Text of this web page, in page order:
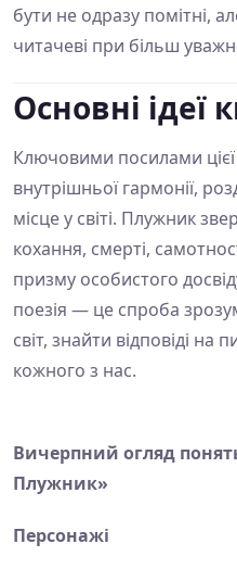
бути не одразу помітні,
читачеві при більш
Основні ідеї
Ключовими посилами
внутрішньої гармонії,
місце у світі. Плужник
кохання, смерті,
призму особистого
поезія — це спроба
світ, знайти відповіді на
кожного з нас.
Вичерпний огляд
Плужник»
Персонажі